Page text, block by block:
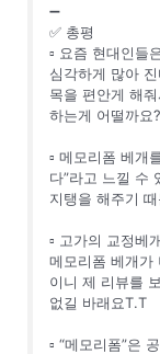
➖
✅ 총평
▫️ 요즘 현대인들
심각하게 많아
목을 편안게 해
하는게 어떨까요?
▫️ 메모리폼 베개
다”라고 느낄 수
지탱을 해주기
▫️ 고가의 교정베
메모리폼 베개가
이니 제 리뷰를
없길 바래요T.T
▫️ “메모리폼”은